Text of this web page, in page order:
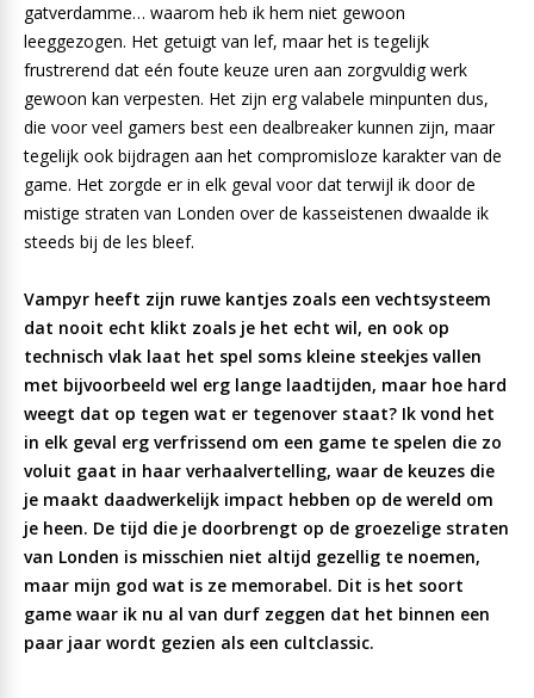
gatverdamme… waarom heb ik hem niet gewoon
leeggezogen. Het getuigt van lef, maar het is tegelijk
frustrerend dat eén foute keuze uren aan zorgvuldig werk
gewoon kan verpesten. Het zijn erg valabele minpunten dus,
die voor veel gamers best een dealbreaker kunnen zijn, maar
tegelijk ook bijdragen aan het compromisloze karakter van de
game. Het zorgde er in elk geval voor dat terwijl ik door de
mistige straten van Londen over de kasseistenen dwaalde ik
steeds bij de les bleef.
Vampyr heeft zijn ruwe kantjes zoals een vechtsysteem
dat nooit echt klikt zoals je het echt wil, en ook op
technisch vlak laat het spel soms kleine steekjes vallen
met bijvoorbeeld wel erg lange laadtijden, maar hoe hard
weegt dat op tegen wat er tegenover staat? Ik vond het
in elk geval erg verfrissend om een game te spelen die zo
voluit gaat in haar verhaalvertelling, waar de keuzes die
je maakt daadwerkelijk impact hebben op de wereld om
je heen. De tijd die je doorbrengt op de groezelige straten
van Londen is misschien niet altijd gezellig te noemen,
maar mijn god wat is ze memorabel. Dit is het soort
game waar ik nu al van durf zeggen dat het binnen een
paar jaar wordt gezien als een cultclassic.